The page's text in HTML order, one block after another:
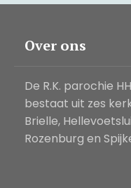
Over ons
De R.K. parochie
bestaat uit zes
Brielle,
Rozenburg en